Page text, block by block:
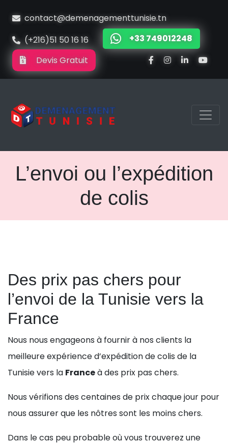
contact@demenagementtunisie.tn
(+216)51 50 16 16
+33 749012248
Devis Gratuit
L’envoi ou l’expédition
de colis
Des prix pas chers pour
l’envoi de la Tunisie vers la
France
Nous nous engageons à fournir à nos clients la
meilleure expérience d’expédition de colis de la
Tunisie vers la Franceà des prix pas chers.
Nous vérifions des centaines de prix chaque jour pour
nous assurer que les nôtres sont les moins chers.
Dans le cas peu probable où vous trouverez une